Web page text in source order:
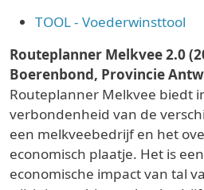
TOOL - Voederwinsttool
Routeplanner Melkvee 2.0
Boerenbond, Provincie
Routeplanner Melkvee biedt
verbondenheid van de
een melkveebedrijf en het
economisch plaatje. Het is
economische impact van tal